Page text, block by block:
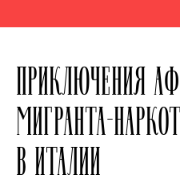
ПРИКЛЮЧЕНИЯ
МИГРАНТА-
В ИТАЛИИ